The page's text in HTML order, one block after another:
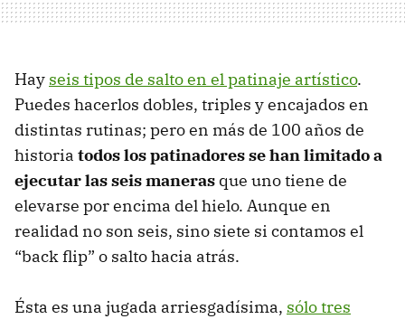
Hay seis tipos de salto en el patinaje artístico.
Puedes hacerlos dobles, triples y encajados en
distintas rutinas; pero en más de 100 años de
historia todos los patinadores se han limitado a
ejecutar las seis maneras que uno tiene de
elevarse por encima del hielo. Aunque en
realidad no son seis, sino siete si contamos el
“back flip” o salto hacia atrás.
Ésta es una jugada arriesgadísima, sólo tres